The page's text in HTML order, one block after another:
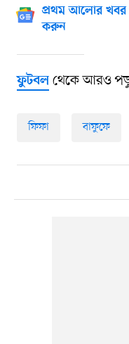
প্রথম আলোর খবর
করুন
ফুটবলথেকে আরও
ফিফা বাফুফে